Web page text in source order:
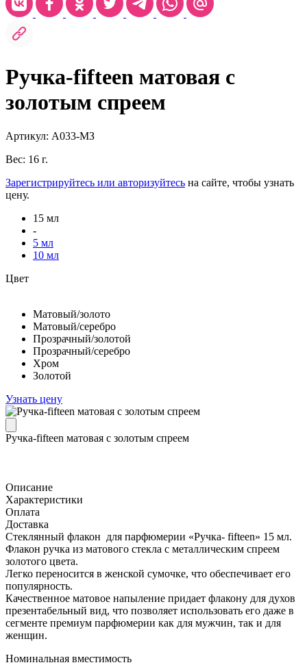
Ручка-fifteen матовая с
золотым спреем
Артикул: А033-МЗ
Вес: 16 г.
Зарегистрируйтесь или авторизуйтесь на сайте, чтобы узнать
цену.
15 мл
-
5 мл
10 мл
Цвет
Матовый/золото
Матовый/серебро
Прозрачный/золотой
Прозрачный/серебро
Хром
Золотой
Узнать цену
Ручка-fifteen матовая с золотым спреем
Описание
Характеристики
Оплата
Доставка
Стеклянный флакон для парфюмерии «Ручка- fifteen» 15 мл.
Флакон ручка из матового стекла с металлическим спреем
золотого цвета.
Легко переносится в женской сумочке, что обеспечивает его
популярность.
Качественное матовое напыление придает флакону для духов
презентабельный вид, что позволяет использовать его даже в
сегменте премиум парфюмерии как для мужчин, так и для
женщин.
Номинальная вместимость